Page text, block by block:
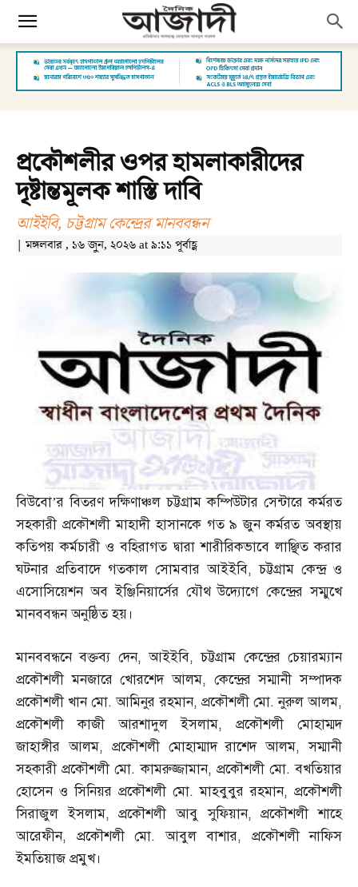
প্রকৌশলীর ওপর হামলাকারীদের
দৃষ্টান্তমূলক শাস্তি দাবি
আইইবি, চট্টগ্রাম কেন্দ্রের মানববন্ধন
| মঙ্গলবার , ১৬ জুন, ২০২৬ at ৯:১১ পূর্বাহ্ণ
বিউবো’র বিতরণ দক্ষিণাঞ্চল চট্টগ্রাম কম্পিউটার সেন্টারে কর্মরত
সহকারী প্রকৌশলী মাহাদী হাসানকে গত ৯ জুন কর্মরত অবস্থায়
কতিপয় কর্মচারী ও বহিরাগত দ্বারা শারীরিকভাবে লাঞ্ছিত করার
ঘটনার প্রতিবাদে গতকাল সোমবার আইইবি,চট্টগ্রাম কেন্দ্র ও
এসোসিয়েশন অব ইঞ্জিনিয়ার্সের যৌথ উদ্যোগে কেন্দ্রের সম্মুখে
মানববন্ধন অনুষ্ঠিত হয়।
মানববন্ধনে বক্তব্য দেন,আইইবি,চট্টগ্রাম কেন্দ্রের চেয়ারম্যান
প্রকৌশলী মনজারে খোরশেদ আলম, কেন্দ্রের সম্মানী সম্পাদক
প্রকৌশলী খান মো.আমিনুর রহমান, প্রকৌশলী মো.নুরুল আলম,
প্রকৌশলী কাজী আরশাদুল ইসলাম,প্রকৌশলী মোহাম্মদ
জাহাঙ্গীর আলম, প্রকৌশলী মোহাম্মাদ রাশেদ আলম,সম্মানী
সহকারী প্রকৌশলী মো.কামরুজ্জামান, প্রকৌশলী মো.বখতিয়ার
হোসেন ও সিনিয়র প্রকৌশলী মো.মাহবুবুর রহমান, প্রকৌশলী
সিরাজুল ইসলাম,প্রকৌশলী আবু সুফিয়ান,প্রকৌশলী শাহে
আরেফীন, প্রকৌশলী মো.আবুল বাশার, প্রকৌশলী নাফিস
ইমতিয়াজ প্রমুখ।